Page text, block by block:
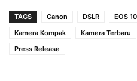
TAGS Canon DSLR EOS
Kamera Kompak
Kamera Terbaru
Press Release